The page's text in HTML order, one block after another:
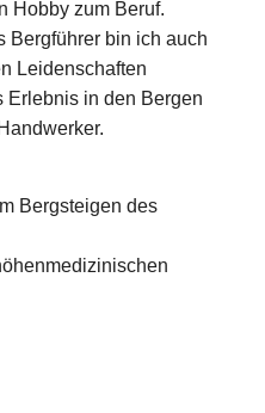
Hobby zum Beruf.
Bergführer bin ich auch
Leidenschaften
Erlebnis in den Bergen
Bergsteigen des